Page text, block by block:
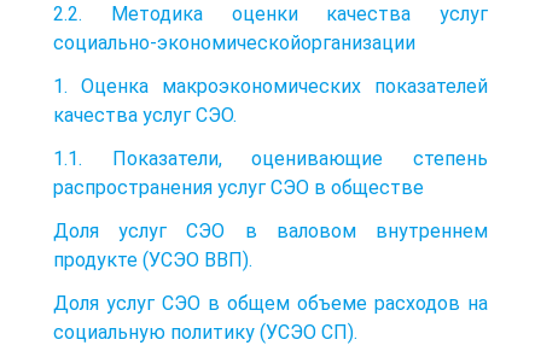
2.2. Методика оценки качества услуг
социально-экономическойорганизации
1. Оценка макроэкономических показателей
качества услуг СЭО.
1.1. Показатели, оценивающие степень
распространения услуг СЭО в обществе
Доля услуг СЭО в валовом внутреннем
продукте (УСЭО ВВП).
Доля услуг СЭО в общем объеме расходов на
социальную политику (УСЭО СП).